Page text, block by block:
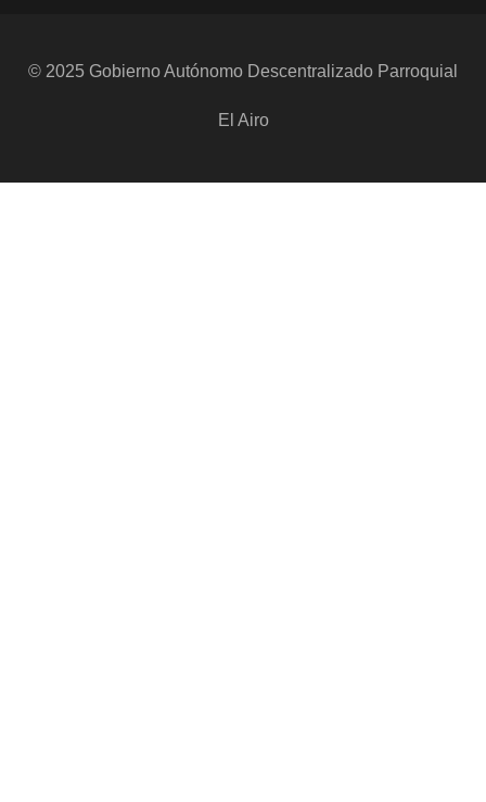
© 2025 Gobierno Autónomo Descentralizado Parroquial
El Airo